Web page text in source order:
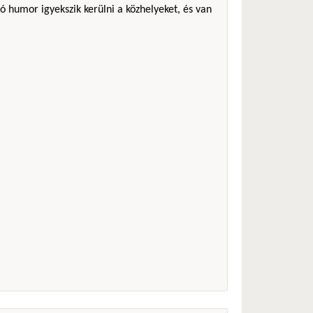
igyekszik kerülni a közhelyeket, és van